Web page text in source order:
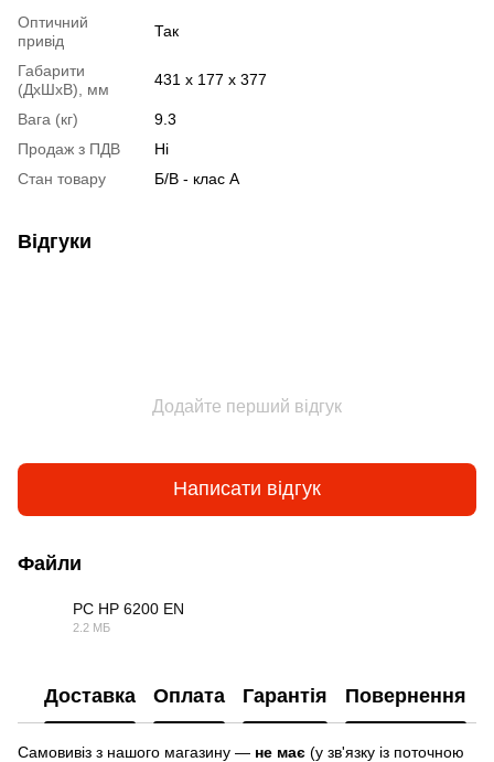
Оптичний
привід
Так
Габарити
(ДхШхВ), мм
431 x 177 x 377
Вага (кг)
9.3
Продаж з ПДВ
Ні
Стан товару
Б/В - клас А
Відгуки
Додайте перший відгук
Написати відгук
Файли
PC HP 6200 EN
2.2 МБ
Доставка Оплата Гарантія Повернення
Самовивіз з нашого магазину — не має (у зв'язку із поточною